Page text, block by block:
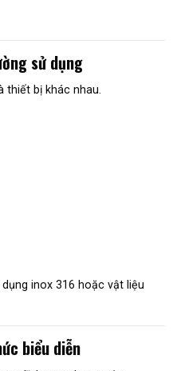
sử dụng
thiết bị khác nhau.
inox 316 hoặc vật liệu
biểu diễn